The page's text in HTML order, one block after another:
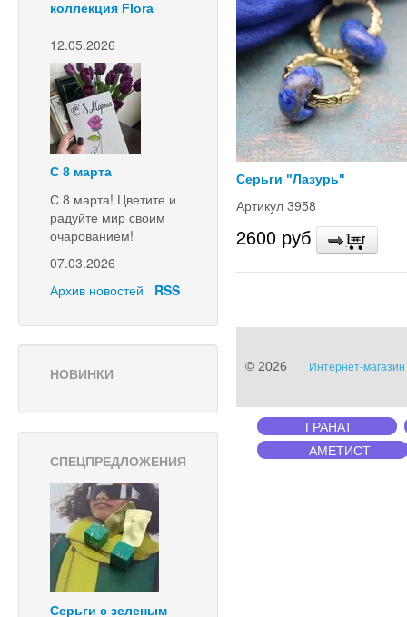
коллекция Flora
12.05.2026
С 8 марта
С 8 марта! Цветите и
радуйте мир своим
очарованием!
07.03.2026
Архив новостей
RSS
НОВИНКИ
СПЕЦПРЕДЛОЖЕНИЯ
Серьги с зеленым
Серьги "Лазурь"
Артикул 3958
2600 руб
© 2026 Интернет-
ГРАНАТ
АМЕТИСТ